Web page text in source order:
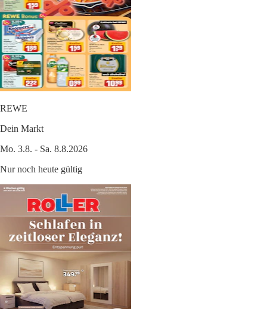
REWE
Dein Markt
Mo. 3.8. - Sa. 8.8.2026
Nur noch heute gültig